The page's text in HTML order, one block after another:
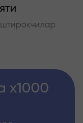
x1000